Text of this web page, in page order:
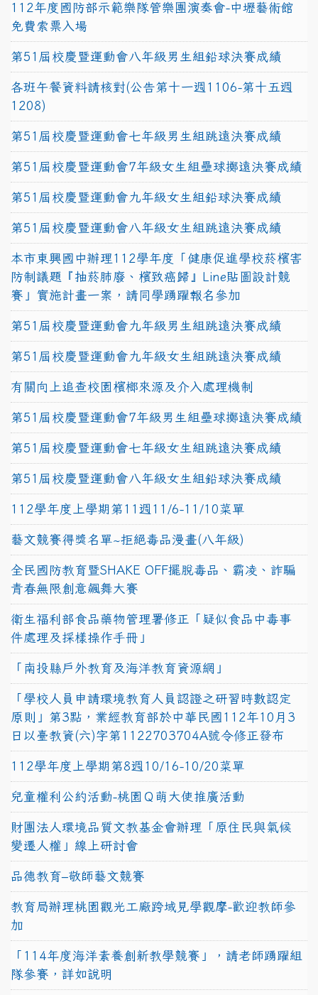
112年度國防部示範樂隊管樂團演奏會-中壢藝術館
免費索票入場
第51屆校慶暨運動會八年級男生組鉛球決賽成績
各班午餐資料請核對(公告第十一週1106-第十五週
1208)
第51屆校慶暨運動會七年級男生組跳遠決賽成績
第51屆校慶暨運動會7年級女生組壘球擲遠決賽成績
第51屆校慶暨運動會九年級女生組鉛球決賽成績
第51屆校慶暨運動會八年級女生組跳遠決賽成績
本市東興國中辦理112學年度「健康促進學校菸檳害
防制議題『抽菸肺廢、檳致癌歸』Line貼圖設計競
賽」實施計畫一案，請同學踴躍報名參加
第51屆校慶暨運動會九年級男生組跳遠決賽成績
第51屆校慶暨運動會九年級女生組跳遠決賽成績
有關向上追查校園檳榔來源及介入處理機制
第51屆校慶暨運動會7年級男生組壘球擲遠決賽成績
第51屆校慶暨運動會七年級女生組跳遠決賽成績
第51屆校慶暨運動會八年級女生組鉛球決賽成績
112學年度上學期第11週11/6-11/10菜單
藝文競賽得獎名單~拒絕毒品漫畫(八年級)
全民國防教育暨SHAKE OFF擺脫毒品、霸凌、詐騙
青春無限創意飆舞大賽
衛生福利部食品藥物管理署修正「疑似食品中毒事
件處理及採樣操作手冊」
「南投縣戶外教育及海洋教育資源網」
「學校人員申請環境教育人員認證之研習時數認定
原則」第3點，業經教育部於中華民國112年10月3
日以臺教資(六)字第1122703704A號令修正發布
112學年度上學期第8週10/16-10/20菜單
兒童權利公約活動-桃園Ｑ萌大使推廣活動
財團法人環境品質文教基金會辦理「原住民與氣候
變遷人權」線上研討會
品德教育–敬師藝文競賽
教育局辦理桃園觀光工廠跨域見學觀摩-歡迎教師參
加
「114年度海洋素養創新教學競賽」，請老師踴躍組
隊參賽，詳如說明